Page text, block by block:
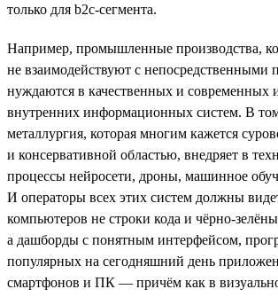
только для b2c-сегмента.
Например, промышленные производства,
не взаимодействуют с непосредственными
нуждаются в качественных и современных
внутренних информационных систем. В
металлургия, которая многим кажется
и консервативной областью, внедряет в
процессы нейросети, дроны, машинное
И операторы всех этих систем должны
компьютеров не строки кода и чёрно-
а дашборды с понятным интерфейсом,
популярных на сегодняшний день
смартфонов и ПК — причём как в